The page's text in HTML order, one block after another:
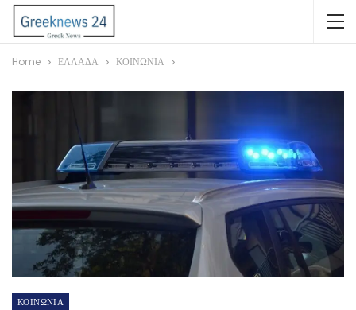
Home ΕΛΛΑΔΑ ΚΟΙΝΩΝΙΑ
ΚΟΙΝΩΝΙΑ